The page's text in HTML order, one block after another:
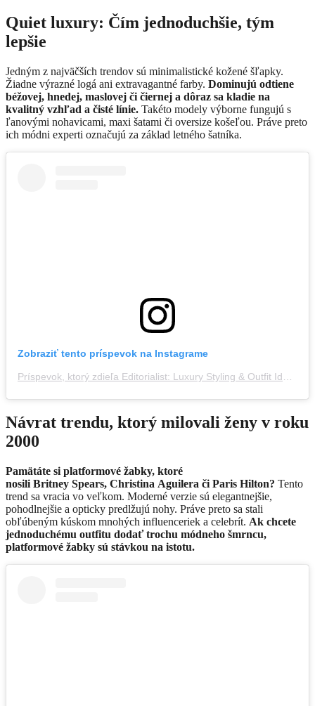
Quiet luxury: Čím jednoduchšie, tým
lepšie
Jedným z najväčších trendov sú minimalistické kožené šľapky.
Žiadne výrazné logá ani extravagantné farby. Dominujú odtiene
béžovej, hnedej, maslovej či čiernej a dôraz sa kladie na
kvalitný vzhľad a čisté línie. Takéto modely výborne fungujú s
ľanovými nohavicami, maxi šatami či oversize košeľou. Práve preto
ich módni experti označujú za základ letného šatníka.
Zobraziť tento príspevok na Instagrame
Návrat trendu, ktorý milovali ženy v roku
2000
Pamätáte si platformové žabky, ktoré
nosili Britney Spears, Christina Aguilera či Paris Hilton? Tento
trend sa vracia vo veľkom. Moderné verzie sú elegantnejšie,
pohodlnejšie a opticky predlžujú nohy. Práve preto sa stali
obľúbeným kúskom mnohých influenceriek a celebrít. Ak chcete
jednoduchému outfitu dodať trochu módneho šmrncu,
platformové žabky sú stávkou na istotu.